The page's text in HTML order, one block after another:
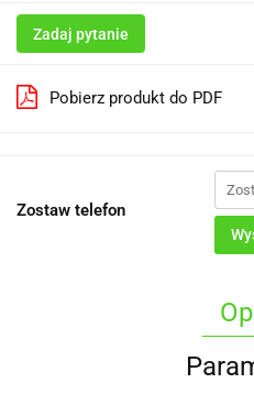
Zadaj pytanie
Pobierz produkt do PDF
Zostaw telefon